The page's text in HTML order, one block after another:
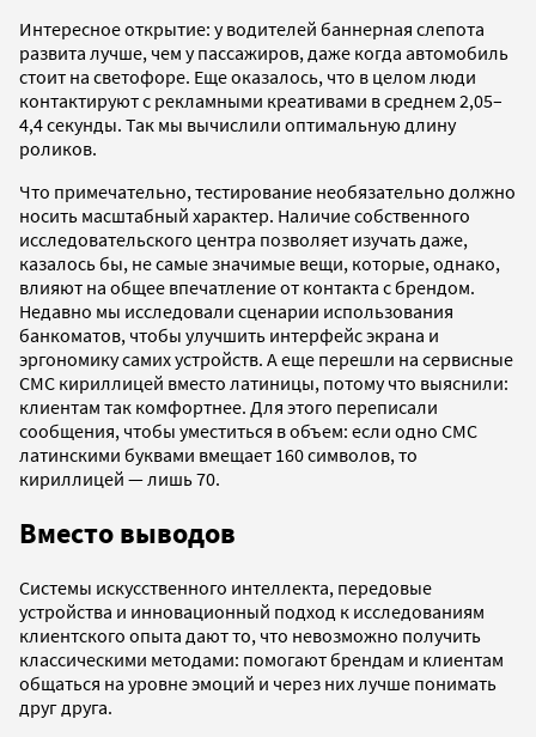
Интересное открытие: у водителей баннерная слепота
развита лучше, чем у пассажиров, даже когда автомобиль
стоит на светофоре. Еще оказалось, что в целом люди
контактируют с рекламными креативами в среднем 2,05–
4,4 секунды. Так мы вычислили оптимальную длину
роликов.
Что примечательно, тестирование необязательно должно
носить масштабный характер. Наличие собственного
исследовательского центра позволяет изучать даже,
казалось бы, не самые значимые вещи, которые, однако,
влияют на общее впечатление от контакта с брендом.
Недавно мы исследовали сценарии использования
банкоматов, чтобы улучшить интерфейс экрана и
эргономику самих устройств. А еще перешли на сервисные
СМС кириллицей вместо латиницы, потому что выяснили:
клиентам так комфортнее. Для этого переписали
сообщения, чтобы уместиться в объем: если одно СМС
латинскими буквами вмещает 160 символов, то
кириллицей — лишь 70.
Вместо выводов
Системы искусственного интеллекта, передовые
устройства и инновационный подход к исследованиям
клиентского опыта дают то, что невозможно получить
классическими методами: помогают брендам и клиентам
общаться на уровне эмоций и через них лучше понимать
друг друга.